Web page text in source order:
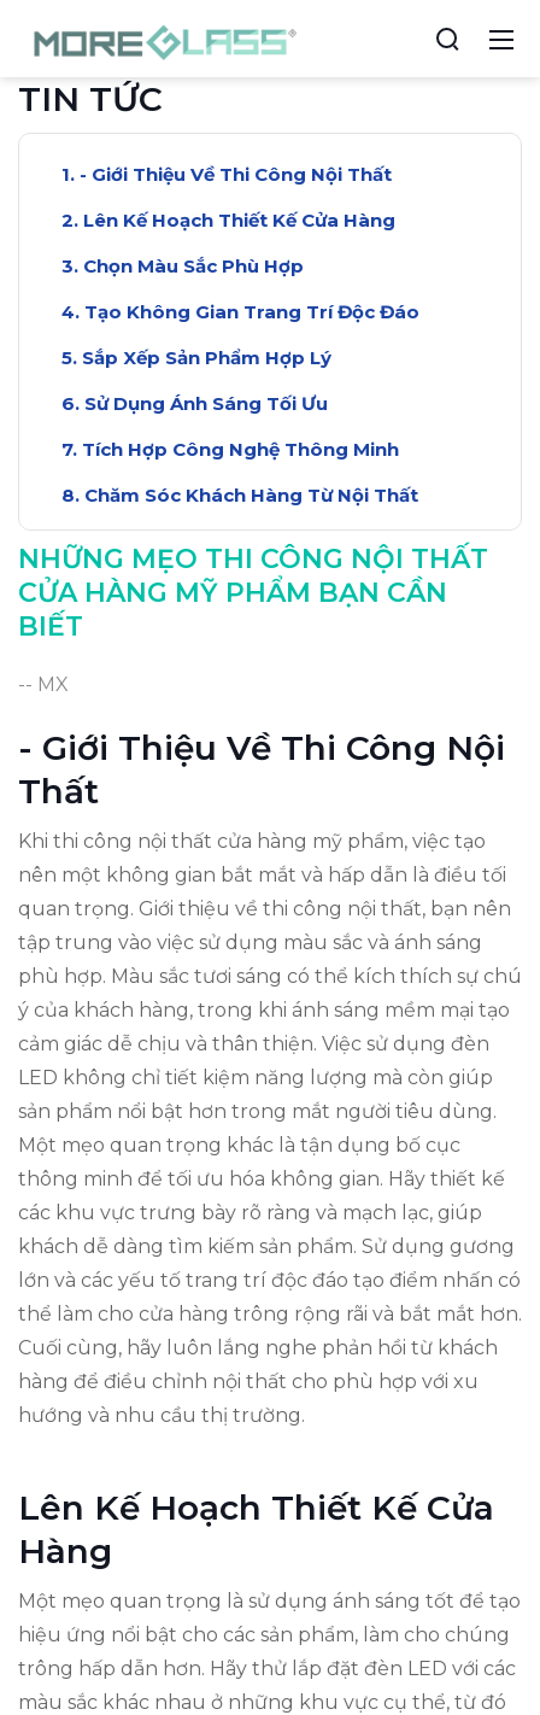
TIN TỨC
- Giới Thiệu Về Thi Công Nội Thất
Lên Kế Hoạch Thiết Kế Cửa Hàng
Chọn Màu Sắc Phù Hợp
Tạo Không Gian Trang Trí Độc Đáo
Sắp Xếp Sản Phẩm Hợp Lý
Sử Dụng Ánh Sáng Tối Ưu
Tích Hợp Công Nghệ Thông Minh
Chăm Sóc Khách Hàng Từ Nội Thất
Kết Luận: Tạo Dấu Ấn Riêng Biệt
NHỮNG MẸO THI CÔNG NỘI THẤT
CỬA HÀNG MỸ PHẨM BẠN CẦN
BIẾT
-- MX
- Giới Thiệu Về Thi Công Nội
Thất
Khi thi công nội thất cửa hàng mỹ phẩm, việc tạo
nên một không gian bắt mắt và hấp dẫn là điều tối
quan trọng. Giới thiệu về thi công nội thất, bạn nên
tập trung vào việc sử dụng màu sắc và ánh sáng
phù hợp. Màu sắc tươi sáng có thể kích thích sự chú
ý của khách hàng, trong khi ánh sáng mềm mại tạo
cảm giác dễ chịu và thân thiện. Việc sử dụng đèn
LED không chỉ tiết kiệm năng lượng mà còn giúp
sản phẩm nổi bật hơn trong mắt người tiêu dùng.
Một mẹo quan trọng khác là tận dụng bố cục
thông minh để tối ưu hóa không gian. Hãy thiết kế
các khu vực trưng bày rõ ràng và mạch lạc, giúp
khách dễ dàng tìm kiếm sản phẩm. Sử dụng gương
lớn và các yếu tố trang trí độc đáo tạo điểm nhấn có
thể làm cho cửa hàng trông rộng rãi và bắt mắt hơn.
Cuối cùng, hãy luôn lắng nghe phản hồi từ khách
hàng để điều chỉnh nội thất cho phù hợp với xu
hướng và nhu cầu thị trường.
Lên Kế Hoạch Thiết Kế Cửa
Hàng
Một mẹo quan trọng là sử dụng ánh sáng tốt để tạo
hiệu ứng nổi bật cho các sản phẩm, làm cho chúng
trông hấp dẫn hơn. Hãy thử lắp đặt đèn LED với các
màu sắc khác nhau ở những khu vực cụ thể, từ đó